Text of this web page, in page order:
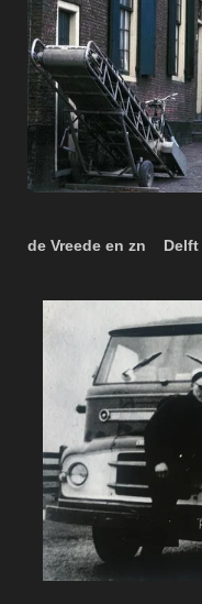
Morris
de Vreede en zn Delft